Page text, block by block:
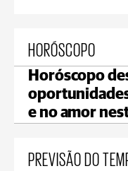
HORÓSCOPO
Horóscopo
e no amor
PREVISÃO DO